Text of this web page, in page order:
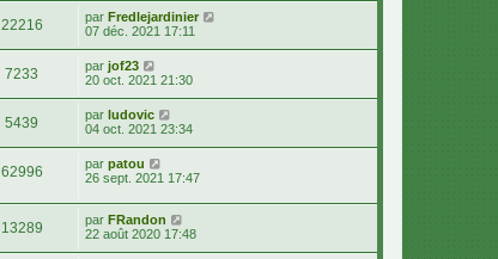
22216 par Fredlejardinier
07 déc. 2021 17:11
7233 par jof23
20 oct. 2021 21:30
5439 par ludovic
04 oct. 2021 23:34
62996 par patou
26 sept. 2021 17:47
13289 par FRandon
22 août 2020 17:48